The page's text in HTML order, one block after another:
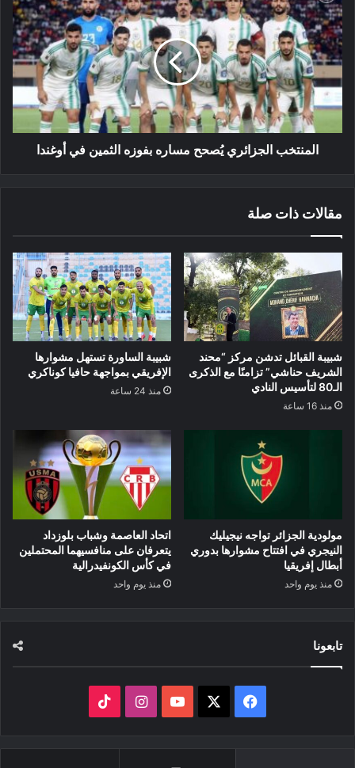
الجزائري
يُصحح
مساره
بفوزه
الثمين
أوغندا
المنتخب الجزائري يُصحح مساره بفوزه الثمين في أوغندا
مقالات ذات صلة
شبيبة القبائل تدشن مركز “محند
الشريف حناشي” تزامنًا مع الذكرى
الـ80 لتأسيس النادي
منذ 16 ساعة
شبيبة الساورة تستهل مشوارها
الإفريقي بمواجهة حافيا كوناكري
منذ 24 ساعة
مولودية الجزائر تواجه نيجيليك
النيجري في افتتاح مشوارها بدوري
أبطال إفريقيا
منذ يوم واحد
اتحاد العاصمة وشباب بلوزداد
يتعرفان على منافسيهما المحتملين
في كأس الكونفيدرالية
منذ يوم واحد
تابعونا
فيسبوك ‫YouTubeانستقرام